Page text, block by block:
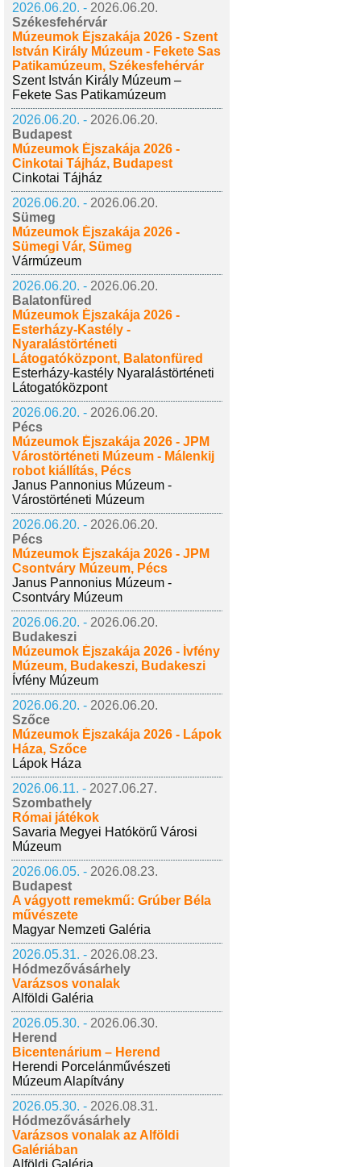
2026.06.20. - 2026.06.20.
Székesfehérvár
Múzeumok Éjszakája 2026 - Szent
István Király Múzeum - Fekete Sas
Patikamúzeum, Székesfehérvár
Szent István Király Múzeum –
Fekete Sas Patikamúzeum
2026.06.20. - 2026.06.20.
Budapest
Múzeumok Éjszakája 2026 -
Cinkotai Tájház, Budapest
Cinkotai Tájház
2026.06.20. - 2026.06.20.
Sümeg
Múzeumok Éjszakája 2026 -
Sümegi Vár, Sümeg
Vármúzeum
2026.06.20. - 2026.06.20.
Balatonfüred
Múzeumok Éjszakája 2026 -
Esterházy-Kastély -
Nyaralástörténeti
Látogatóközpont, Balatonfüred
Esterházy-kastély Nyaralástörténeti
Látogatóközpont
2026.06.20. - 2026.06.20.
Pécs
Múzeumok Éjszakája 2026 - JPM
Várostörténeti Múzeum - Málenkij
robot kiállítás, Pécs
Janus Pannonius Múzeum -
Várostörténeti Múzeum
2026.06.20. - 2026.06.20.
Pécs
Múzeumok Éjszakája 2026 - JPM
Csontváry Múzeum, Pécs
Janus Pannonius Múzeum -
Csontváry Múzeum
2026.06.20. - 2026.06.20.
Budakeszi
Múzeumok Éjszakája 2026 - Ívfény
Múzeum, Budakeszi, Budakeszi
Ívfény Múzeum
2026.06.20. - 2026.06.20.
Szőce
Múzeumok Éjszakája 2026 - Lápok
Háza, Szőce
Lápok Háza
2026.06.11. - 2027.06.27.
Szombathely
Római játékok
Savaria Megyei Hatókörű Városi
Múzeum
2026.06.05. - 2026.08.23.
Budapest
A vágyott remekmű: Grúber Béla
művészete
Magyar Nemzeti Galéria
2026.05.31. - 2026.08.23.
Hódmezővásárhely
Varázsos vonalak
Alföldi Galéria
2026.05.30. - 2026.06.30.
Herend
Bicentenárium – Herend
Herendi Porcelánművészeti
Múzeum Alapítvány
2026.05.30. - 2026.08.31.
Hódmezővásárhely
Varázsos vonalak az Alföldi
Galériában
Alföldi Galéria